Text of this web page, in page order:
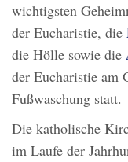
wichtigsten
der Eucharistie, die
die Hölle sowie die
der Eucharistie am
Fußwaschung statt.
Die katholische
im Laufe der